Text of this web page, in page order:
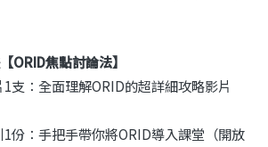
ORID焦點討論法】
支：全面理解ORID的超詳細攻略影片
份：手把手帶你將ORID導入課堂（開放